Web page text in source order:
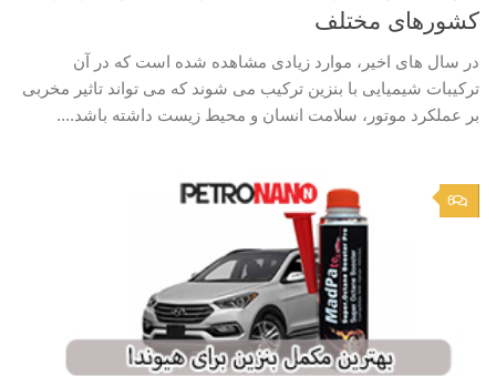
کشورهای مختلف
در سال‌ های اخیر، موارد زیادی مشاهده شده است که در آن
ترکیبات شیمیایی با بنزین ترکیب می ‌شوند که می ‌تواند تاثیر مخربی
بر عملکرد موتور، سلامت انسان و محیط‌ زیست داشته باشد....
6